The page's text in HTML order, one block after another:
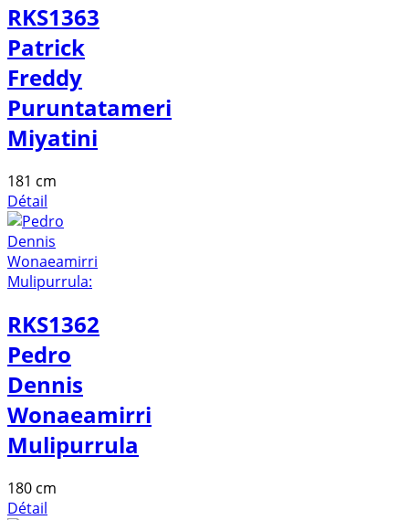
RKS1363
Patrick
Freddy
Puruntatameri
Miyatini
181 cm
Détail
RKS1362
Pedro
Dennis
Wonaeamirri
Mulipurrula
180 cm
Détail